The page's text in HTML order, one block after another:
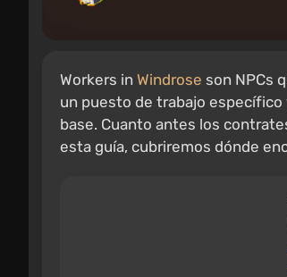
Workers in Windrose son NPCs
un puesto de trabajo específico
base. Cuanto antes los
esta guía, cubriremos dónde